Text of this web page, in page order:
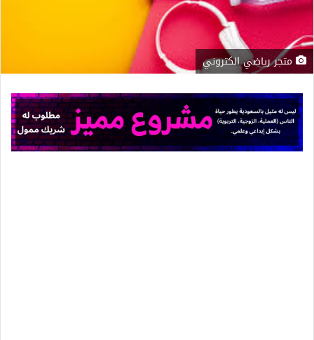
متجر رياضي الكتروني